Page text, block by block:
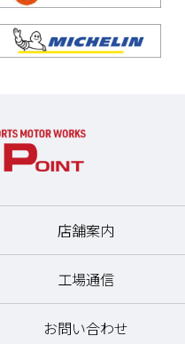
店舗案内
工場通信
お問い合わせ